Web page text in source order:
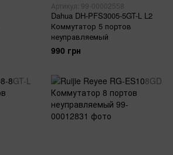
Артикул: 99-00002558
Dahua DH-PFS3005-5GT-L L2
Коммутатор 5 портов
неуправляемый
990 грн